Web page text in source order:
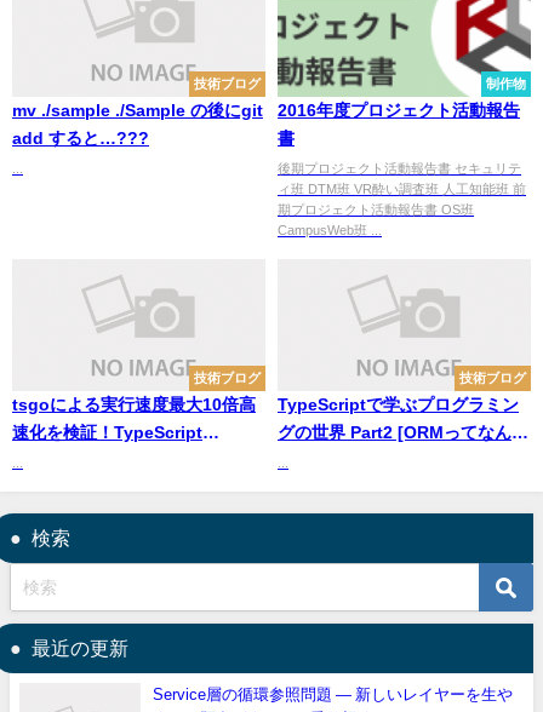
技術ブログ
mv ./sample ./Sample の後にgit
add すると…???
制作物
2016年度プロジェクト活動報告
書
後期プロジェクト活動報告書 セキュリテ
ィ班 DTM班 VR酔い調査班 人工知能班 前
期プロジェクト活動報告書 OS班
CampusWeb班 ...
技術ブログ
tsgoによる実行速度最大10倍高
速化を検証！TypeScript
査！
技術ブログ
TypeScriptで学ぶプログラミン
グの世界 Part2 [ORMってなんな
のミスマッチを感じませんか？]
検索
最近の更新
Service層の循環参照問題 — 新しいレイヤーを生や